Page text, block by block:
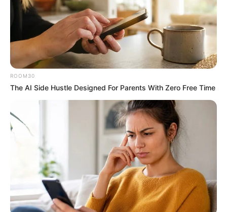
คนวันศุกร์
ไพ่ประจำวันของท่านในวันนี้ คือ ไพ่ทรัพย์สมบัติ
โชคลาภจะมาจากที่อยู่อาศัย หรือยานพาหนะ วันนี้มี
เกณฑ์ได้เงินจากการลงทุน ท่านที่ปล่อยเช่าหรือขาย
บ้าน ที่ดิน คอนโดมีโอกาสได้รับข่าวดี การงานภาระ
ROOM30
The AI Side Hustle Designed For Parents With Zero Free Time